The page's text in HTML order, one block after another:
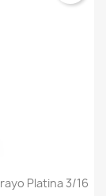
Platina 3/16